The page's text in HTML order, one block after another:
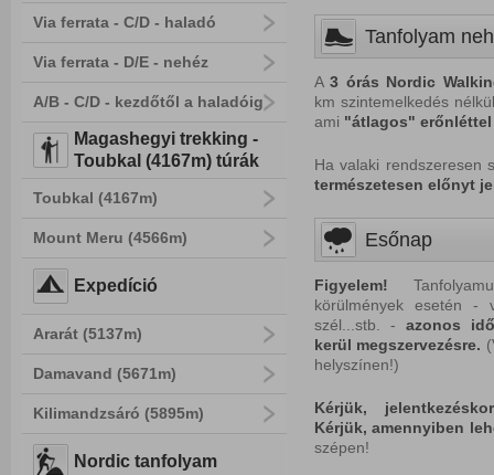
Via ferrata - C/D - haladó
Via ferrata - D/E - nehéz
A/B - C/D - kezdőtől a haladóig
Magashegyi trekking -
Toubkal (4167m) túrák
Toubkal (4167m)
Mount Meru (4566m)
Expedíció
Ararát (5137m)
Damavand (5671m)
Kilimandzsáró (5895m)
Nordic tanfolyam
Tanfolyam
A3 órás Nordic
km szintemelkedés
ami "átlagos"
Ha valaki rendszeresen
természetesen előnyt
Esőnap
Figyelem!
körülmények esetén -
szél...stb. - azonos
kerül megszervezésre. (
helyszínen!)
Kérjük,
Kérjük, amennyiben
szépen!